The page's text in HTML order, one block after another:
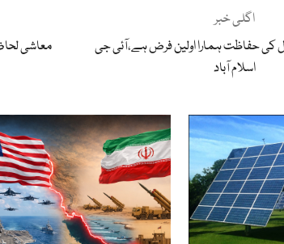
معاشی
اگلی خبر
کی حفاظت ہمارا اولین فرض ہے،آئی جی
اسلام آباد